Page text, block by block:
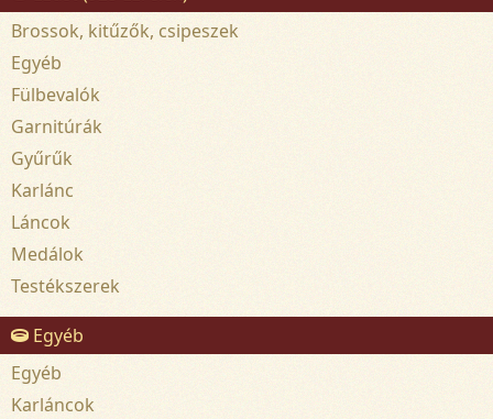
Brossok, kitűzők, csipeszek
Egyéb
Fülbevalók
Garnitúrák
Gyűrűk
Karlánc
Láncok
Medálok
Testékszerek
Egyéb
Egyéb
Karláncok